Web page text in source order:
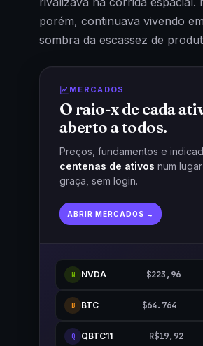
porém, continuava vivendo
sombra da escassez de
MERCADOS
O raio-x de cada
aberto a todos.
Preços, fundamentos e
centenas de ativos num
graça, sem login.
ABRIR MERCADOS →
N NVDA $223,96
B BTC $64.764
Q QBTC11 R$19,92